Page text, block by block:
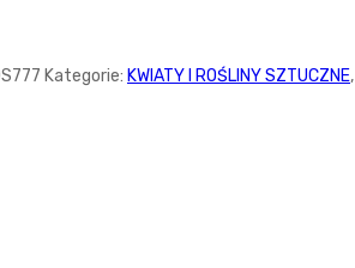
Kategorie: KWIATY I ROŚLINY SZTUCZNE,